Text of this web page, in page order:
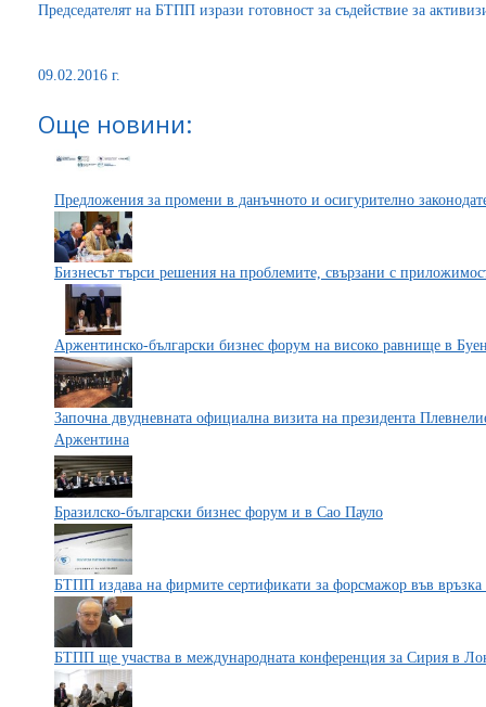
Председателят на БТПП изрази готовност за съдействие за
09.02.2016 г.
Още новини:
Предложения за промени в данъчното и осигурително
Бизнесът търси решения на проблемите, свързани с
Аржентинско-български бизнес форум на високо равнище в
Започна двудневната официална визита на президента
Аржентина
Бразилско-български бизнес форум и в Сао Пауло
БТПП издава на фирмите сертификати за форсмажор във връзка
БТПП ще участва в международната конференция за Сирия в